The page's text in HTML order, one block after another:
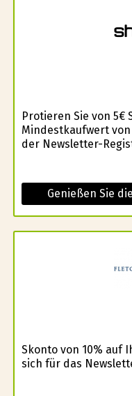
Profitieren Sie von
Mindestkaufwert
der Newsletter-
Genießen Sie
Skonto von 10% auf
sich für das